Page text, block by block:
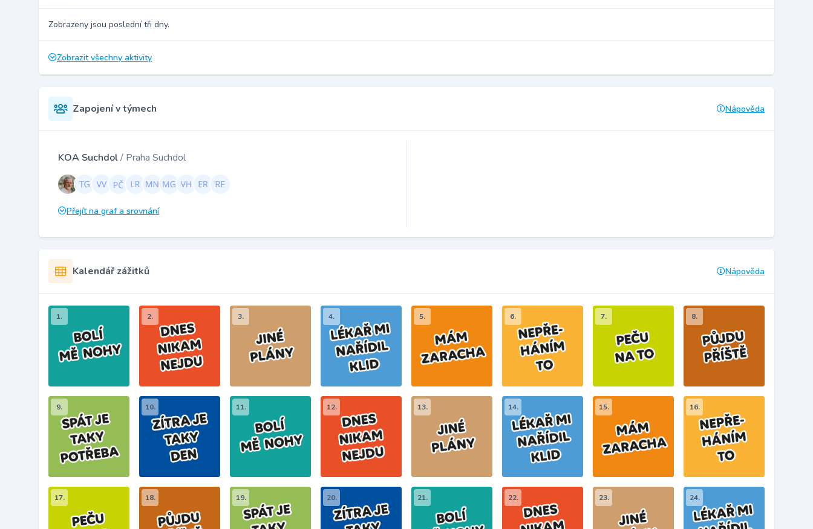
Zobrazeny jsou poslední tři dny.
Zobrazit všechny aktivity
Zapojení v týmech Nápověda
KOA Suchdol/ Praha Suchdol
Přejít na graf a srovnání
Kalendář zážitků Nápověda
1. 2. 3. 4. 5. 6. 7. 8.
9. 10. 11. 12. 13. 14. 15. 16.
17. 18. 19. 20. 21. 22. 23. 24.